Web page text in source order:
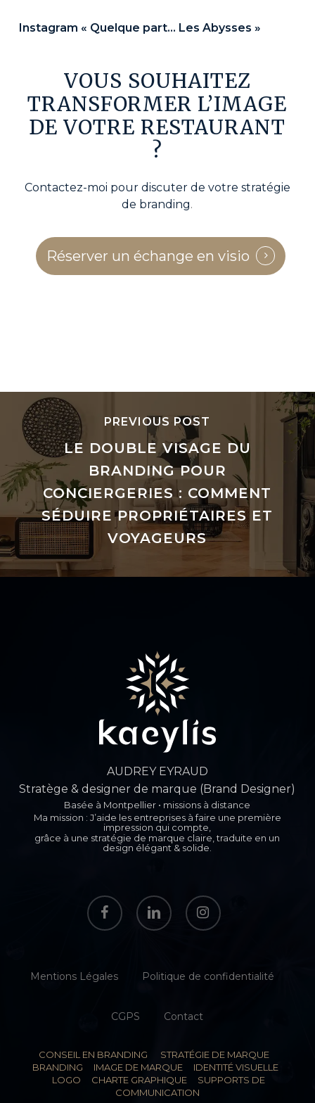
Instagram « Quelque part… Les Abysses »
VOUS SOUHAITEZ
TRANSFORMER L’IMAGE
DE VOTRE RESTAURANT
?
Contactez-moi pour discuter de votre stratégie
de branding.
Réserver un échange en visio
PREVIOUS POST
LE DOUBLE VISAGE DU
BRANDING POUR
CONCIERGERIES : COMMENT
SÉDUIRE PROPRIÉTAIRES ET
VOYAGEURS
AUDREY EYRAUD
Stratège & designer de marque (Brand Designer)
Basée à Montpellier • missions à distance
Ma mission : J’aide les entreprises à faire une première
impression qui compte,
grâce à une stratégie de marque claire, traduite en un
design élégant & solide.
facebook linkedin instagram
Mentions Légales Politique de confidentialité
CGPS Contact
CONSEIL EN BRANDING STRATÉGIE DE MARQUE
BRANDING IMAGE DE MARQUE IDENTITÉ VISUELLE
LOGO CHARTE GRAPHIQUE SUPPORTS DE
COMMUNICATION